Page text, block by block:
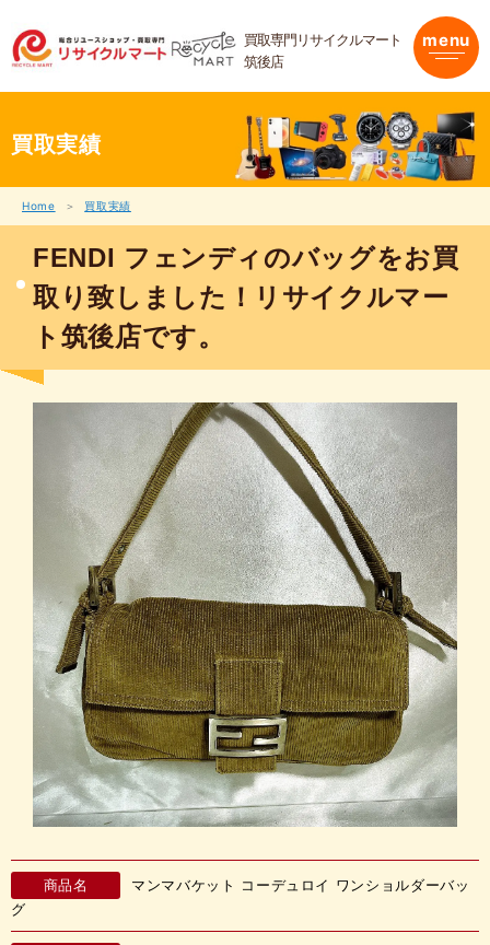
を
ス
キ
プ
買取専門リサイクルマート
筑後店
menu
買取実績
Home 買取実績
FENDI フェンディのバッグをお買
取り致しました！リサイクルマー
ト筑後店です。
商品名
マンマバケット コーデュロイ ワンショルダーバッ
グ